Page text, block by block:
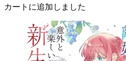
カートに追加しました